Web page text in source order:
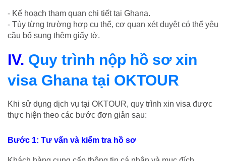
- Kế hoạch tham quan chi tiết tại Ghana.
- Tùy từng trường hợp cụ thể, cơ quan xét duyệt có thể yêu
cầu bổ sung thêm giấy tờ.
IV. Quy trình nộp hồ sơ xin
visa Ghana tại OKTOUR
Khi sử dụng dịch vụ tại OKTOUR, quy trình xin visa được
thực hiện theo các bước đơn giản sau:
Bước 1: Tư vấn và kiểm tra hồ sơ